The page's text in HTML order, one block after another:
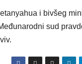
i bivšeg
sud